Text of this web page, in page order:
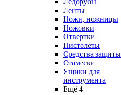
Ледорубы
Ленты
Ножи, ножницы
Ножовки
Отвертки
Пистолеты
Средства защиты
Стамески
Ящики для
инструмента
Ещё 4